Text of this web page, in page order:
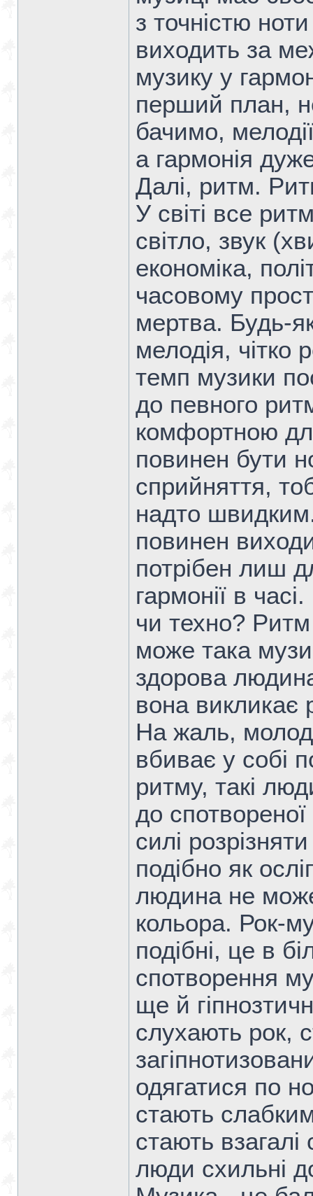
з точністю
виходить за
музику у
перший план,
бачимо,
а гармонія
Далі, ритм.
У світі все
світло, звук
економіка,
часовому
мертва. Будь-
мелодія, чітко
темп музики
до певного
комфортною
повинен бути
сприйняття,
надто
повинен
потрібен лиш
гармонії в
чи техно?
може така
здорова
вона викликає
На жаль,
вбиває у собі
ритму, такі
до
силі
подібно як
людина не
кольора. Рок-
подібні, це в
спотворення
ще й
слухають рок,
одягатися по
стають
стають
люди схильні